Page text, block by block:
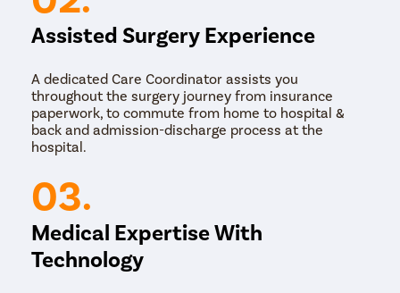
झाले तर रुग्णाला त्याच दिवशी डिस्चार्ज दिला जाईल.
Assisted Surgery Experience
A dedicated Care Coordinator assists you
throughout the surgery journey from insurance
paperwork, to commute from home to hospital &
back and admission-discharge process at the
hospital.
03.
Medical Expertise With
Technology